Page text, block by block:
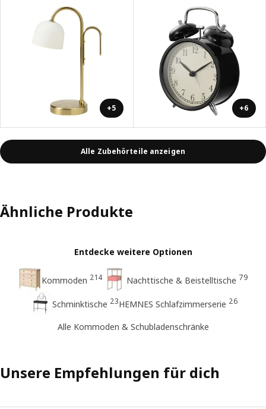
+5 +6
Alle Zubehörteile anzeigen
Ähnliche Produkte
Entdecke weitere Optionen
Kommoden 214 Nachttische & Beistelltische 79
Schminktische 23HEMNES Schlafzimmerserie 26
Alle Kommoden & Schubladenschränke
Unsere Empfehlungen für dich